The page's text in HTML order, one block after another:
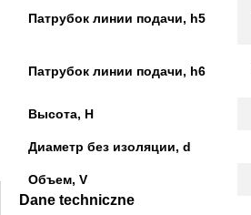
Патрубок линии подачи, h5
Патрубок линии подачи, h6
Высота, H
Диаметр без изоляции, d
Объем, V
Dane techniczne